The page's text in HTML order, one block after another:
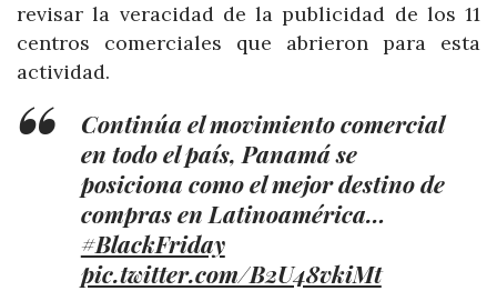
revisar la veracidad de la publicidad de los 11
centros comerciales que abrieron para esta
actividad.
Continúa el movimiento comercial
en todo el país, Panamá se
posiciona como el mejor destino de
compras en Latinoamérica…
#BlackFriday
pic.twitter.com/B2U48vkiMt